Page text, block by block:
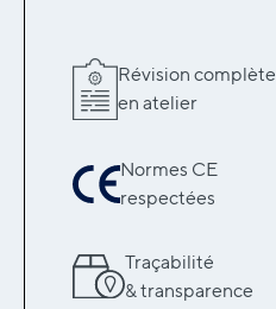
Révision complète
en atelier
Normes CE
respectées
Traçabilité
& transparence